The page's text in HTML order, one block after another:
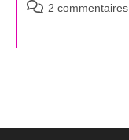
Commentaires
2 commentaires